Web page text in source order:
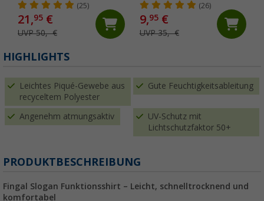
(25)
21,95 €
UVP 50,- €
(26)
9,95€
UVP 35,- €
HIGHLIGHTS
Leichtes Piqué-Gewebe aus
recyceltem Polyester
Gute Feuchtigkeitsableitung
Angenehm atmungsaktiv
UV-Schutz mit
Lichtschutzfaktor 50+
PRODUKTBESCHREIBUNG
Fingal Slogan Funktionsshirt – Leicht, schnelltrocknend und
komfortabel